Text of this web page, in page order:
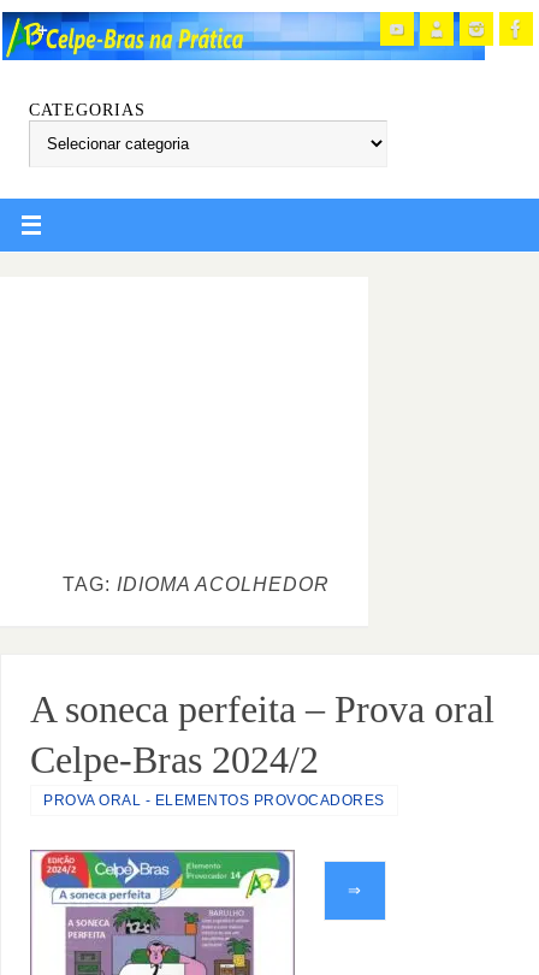
CATEGORIAS
TAG: IDIOMA ACOLHEDOR
A soneca perfeita – Prova oral
Celpe-Bras 2024/2
PROVA ORAL - ELEMENTOS PROVOCADORES
⇒